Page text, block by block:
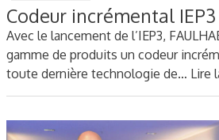
Codeur incrémental
Avec le lancement de l’IEP3,
gamme de produits un codeur
toute dernière technologie de… Lire